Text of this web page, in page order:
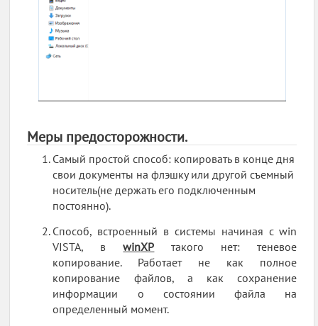
Меры предосторожности.
Самый простой способ: копировать в конце дня
свои документы на флэшку или другой съемный
носитель(не держать его подключенным
постоянно).
Способ, встроенный в системы начиная с win
VISTA, вwinXP такого нет: теневое
копирование. Работает не как полное
копирование файлов, а как сохранение
информации о состоянии файла на
определенный момент.